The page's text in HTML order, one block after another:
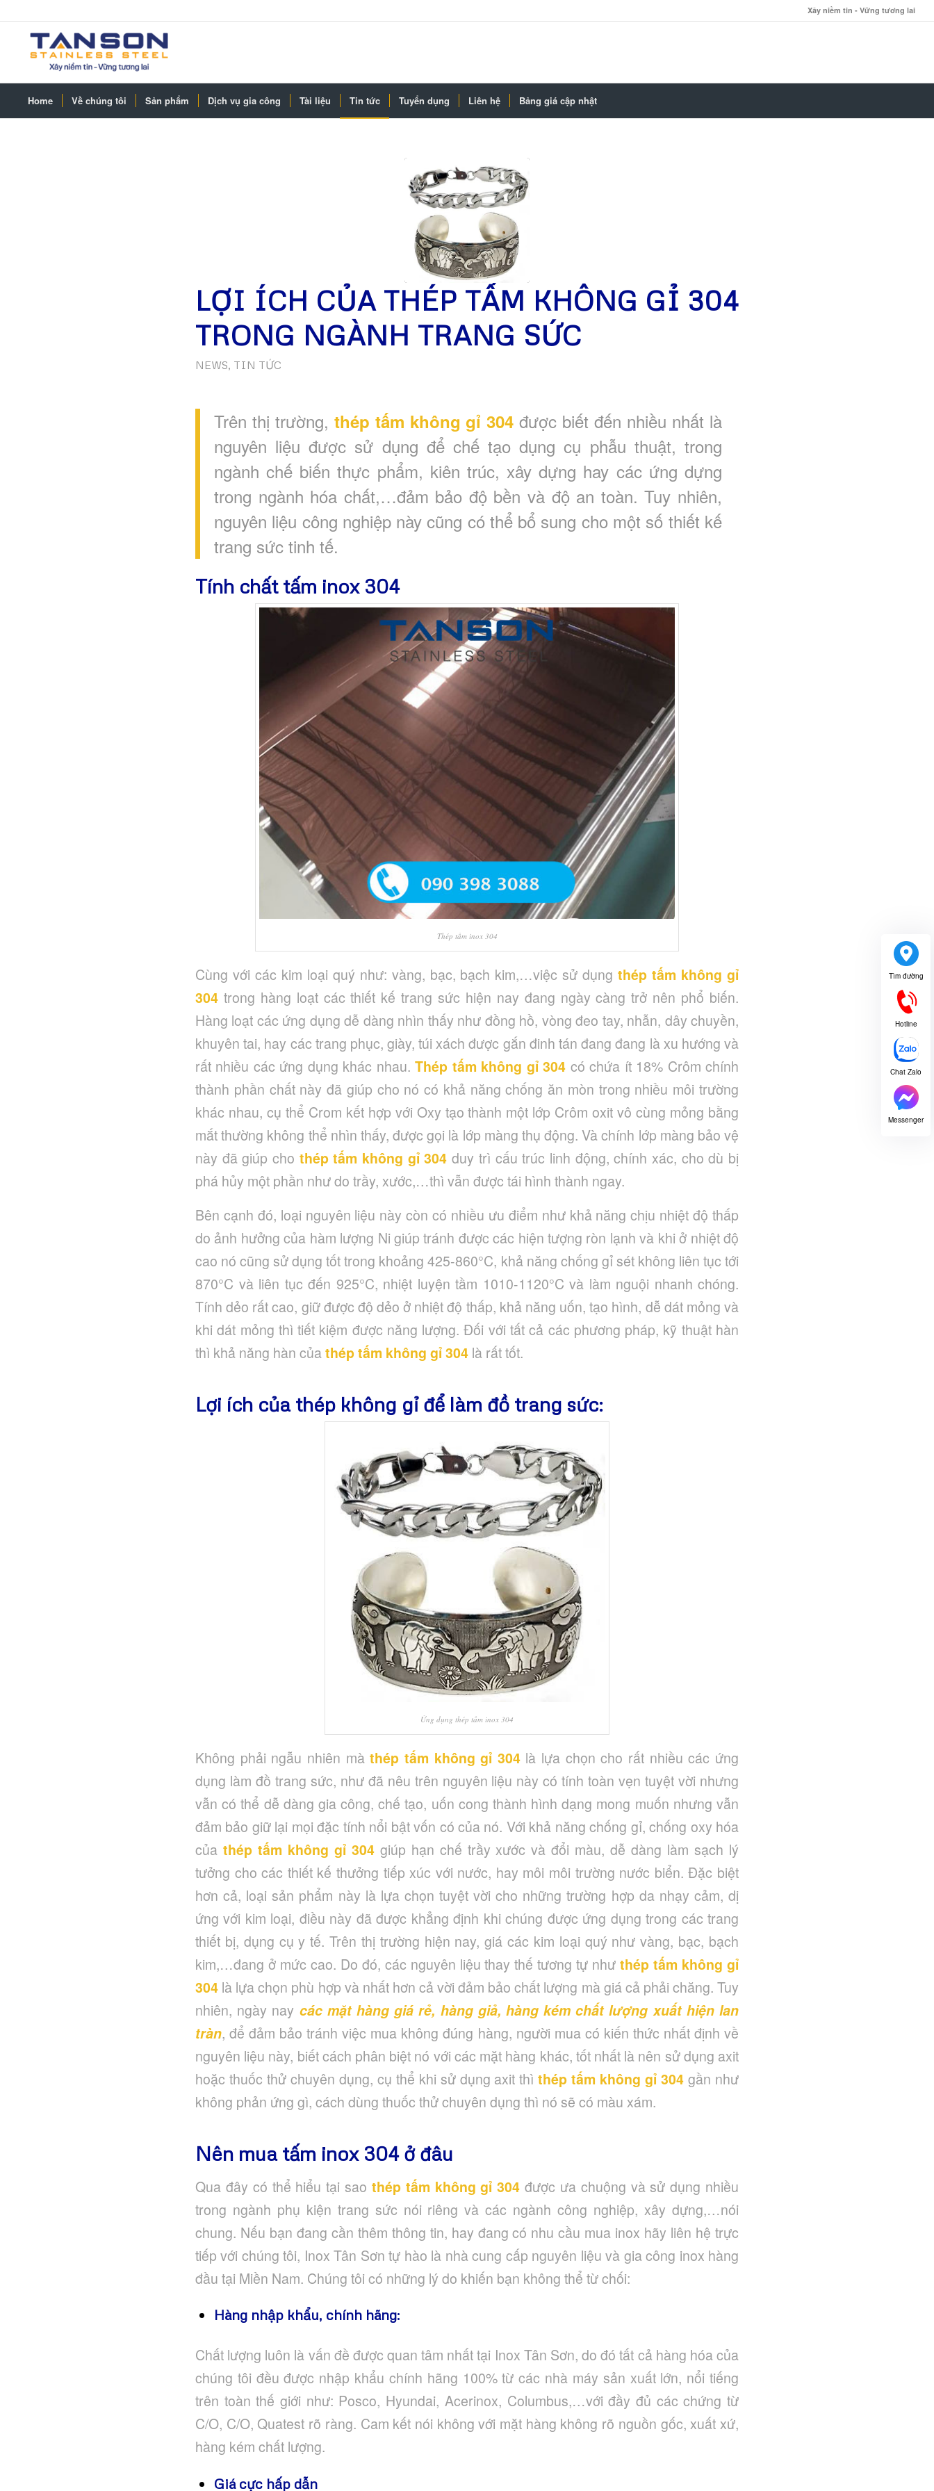
Xây niềm tin - Vững tương lai
Home Về chúng tôi Sản phẩm Dịch vụ gia công Tài liệu Tin tức Tuyển dụng Liên hệ Bảng giá cập nhật
LỢI ÍCH CỦA THÉP TẤM KHÔNG GỈ 304
TRONG NGÀNH TRANG SỨC
NEWS, TIN TỨC
Trên thị trường, thép tấm không gỉ 304 được biết đến nhiều nhất là
nguyên liệu được sử dụng để chế tạo dụng cụ phẫu thuật, trong
ngành chế biến thực phẩm, kiên trúc, xây dựng hay các ứng dựng
trong ngành hóa chất,…đảm bảo độ bền và độ an toàn. Tuy nhiên,
nguyên liệu công nghiệp này cũng có thể bổ sung cho một số thiết kế
trang sức tinh tế.
Tính chất tấm inox 304
Thép tấm inox 304
Cùng với các kim loại quý như: vàng, bạc, bạch kim,…việc sử dụngthép tấm không gỉ
304 trong hàng loạt các thiết kế trang sức hiện nay đang ngày càng trở nên phổ biến.
Hàng loạt các ứng dụng dễ dàng nhìn thấy như đồng hồ, vòng đeo tay, nhẫn, dây chuyền,
khuyên tai, hay các trang phục, giày, túi xách được gắn đinh tán đang đang là xu hướng và
rất nhiều các ứng dụng khác nhau. Thép tấm không gỉ 304 có chứa ít 18% Crôm chính
thành phần chất này đã giúp cho nó có khả năng chống ăn mòn trong nhiều môi trường
khác nhau, cụ thể Crom kết hợp với Oxy tạo thành một lớp Crôm oxit vô cùng mỏng bằng
mắt thường không thể nhìn thấy, được gọi là lớp màng thụ động. Và chính lớp màng bảo vệ
này đã giúp cho thép tấm không gỉ 304 duy trì cấu trúc linh động, chính xác, cho dù bị
phá hủy một phần như do trầy, xước,…thì vẫn được tái hình thành ngay.
Bên cạnh đó, loại nguyên liệu này còn có nhiều ưu điểm như khả năng chịu nhiệt độ thấp
do ảnh hưởng của hàm lượng Ni giúp tránh được các hiện tượng ròn lạnh và khi ở nhiệt độ
cao nó cũng sử dụng tốt trong khoảng 425-860°C, khả năng chống gỉ sét không liên tục tới
870°C và liên tục đến 925°C, nhiệt luyện tầm 1010-1120°C và làm nguội nhanh chóng.
Tính dẻo rất cao, giữ được độ dẻo ở nhiệt độ thấp, khả năng uốn, tạo hình, dễ dát mỏng và
khi dát mỏng thì tiết kiệm được năng lượng. Đối với tất cả các phương pháp, kỹ thuật hàn
thì khả năng hàn củathép tấm không gỉ 304 là rất tốt.
Lợi ích của thép không gỉ để làm đồ trang sức:
Ứng dụng thép tấm inox 304
Không phải ngẫu nhiên màthép tấm không gỉ 304là lựa chọn cho rất nhiều các ứng
dụng làm đồ trang sức, như đã nêu trên nguyên liệu này có tính toàn vẹn tuyệt vời nhưng
vẫn có thể dễ dàng gia công, chế tạo, uốn cong thành hình dạng mong muốn nhưng vẫn
đảm bảo giữ lại mọi đặc tính nổi bật vốn có của nó. Với khả năng chống gỉ, chống oxy hóa
của thép tấm không gỉ 304giúp hạn chế trầy xước và đổi màu, dễ dàng làm sạch lý
tưởng cho các thiết kế thưởng tiếp xúc với nước, hay môi môi trường nước biển. Đặc biệt
hơn cả, loại sản phẩm này là lựa chọn tuyệt vời cho những trường hợp da nhạy cảm, dị
ứng với kim loại, điều này đã được khẳng định khi chúng được ứng dụng trong các trang
thiết bị, dụng cụ y tế. Trên thị trường hiện nay, giá các kim loại quý như vàng, bạc, bạch
kim,…đang ở mức cao. Do đó, các nguyên liệu thay thế tương tự nhưthép tấm không gỉ
304 là lựa chọn phù hợp và nhất hơn cả vời đảm bảo chất lượng mà giá cả phải chăng. Tuy
nhiên, ngày nay các mặt hàng giá rẻ, hàng giả, hàng kém chất lượng xuất hiện lan
tràn, để đảm bảo tránh việc mua không đúng hàng, người mua có kiến thức nhất định về
nguyên liệu này, biết cách phân biệt nó với các mặt hàng khác, tốt nhất là nên sử dụng axit
hoặc thuốc thử chuyên dụng, cụ thể khi sử dụng axit thì thép tấm không gỉ 304 gần như
không phản ứng gì, cách dùng thuốc thử chuyên dụng thì nó sẽ có màu xám.
Nên mua tấm inox 304 ở đâu
Qua đây có thể hiểu tại sao thép tấm không gỉ 304 được ưa chuộng và sử dụng nhiều
trong ngành phụ kiện trang sức nói riêng và các ngành công nghiệp, xây dựng,…nói
chung. Nếu bạn đang cần thêm thông tin, hay đang có nhu cầu mua inox hãy liên hệ trực
tiếp với chúng tôi, Inox Tân Sơn tự hào là nhà cung cấp nguyên liệu và gia công inox hàng
đầu tại Miền Nam. Chúng tôi có những lý do khiến bạn không thể từ chối:
Hàng nhập khẩu, chính hãng:
Chất lượng luôn là vấn đề được quan tâm nhất tại Inox Tân Sơn, do đó tất cả hàng hóa của
chúng tôi đều được nhập khẩu chính hãng 100% từ các nhà máy sản xuất lớn, nổi tiếng
trên toàn thế giới như: Posco, Hyundai, Acerinox, Columbus,…với đầy đủ các chứng từ
C/O, C/O, Quatest rõ ràng. Cam kết nói không với mặt hàng không rõ nguồn gốc, xuất xứ,
hàng kém chất lượng.
Giá cực hấp dẫn
Tìm đường
Hotline
Chat Zalo
Messenger